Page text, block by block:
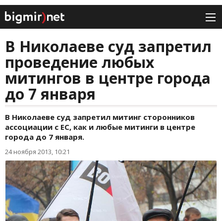
В Николаеве суд запретил
проведение любых
митингов в центре города
до 7 января
В Николаеве суд запретил митинг сторонников
ассоциации с ЕС, как и любые митинги в центре
города до 7 января.
24 ноября 2013, 10:21